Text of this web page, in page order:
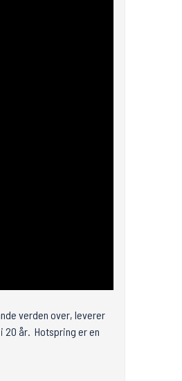
verden over, leverer
20 år. Hotspring er en